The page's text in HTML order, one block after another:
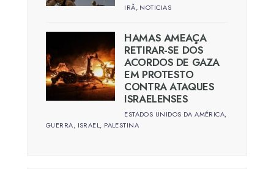
IRÃ, NOTICIAS
HAMAS AMEAÇA
RETIRAR-SE DOS
ACORDOS DE GAZA
EM PROTESTO
CONTRA ATAQUES
ISRAELENSES
ESTADOS UNIDOS DA AMÉRICA,
GUERRA, ISRAEL, PALESTINA